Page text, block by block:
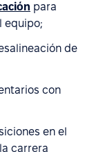
para
equipo;
de
con
en el
carrera